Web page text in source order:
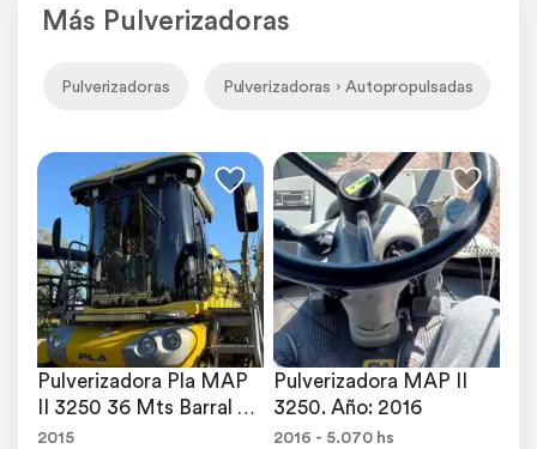
Más Pulverizadoras
Pulverizadoras Pulverizadoras › Autopropulsadas
Pulverizadora Pla MAP
II 3250 36 Mts Barral
Hibrido
2015
Pulverizadora MAP II
3250. Año: 2016
2016 - 5.070 hs